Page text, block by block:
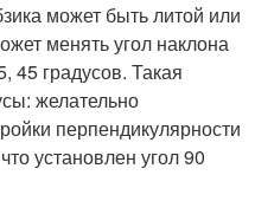
может быть литой или
менять угол наклона
45 градусов. Такая
желательно
перпендикулярности
установлен угол 90